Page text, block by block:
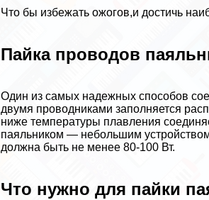
Что бы избежать ожогов,и достичь
Пайка проводов
Один из самых надежных способов
двумя проводниками заполняется
ниже температуры плавления
паяльником — небольшим
должна быть не менее 80-100 Вт.
Что нужно для пайки